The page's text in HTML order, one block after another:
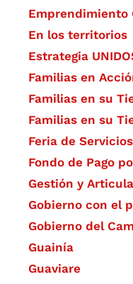
Emprendimiento
En los territorios
Estrategia
Familias en
Familias en su
Familias en su
Feria de Servicios
Fondo de Pago
Gestión y
Gobierno con el
Gobierno del
Guainía
Guaviare